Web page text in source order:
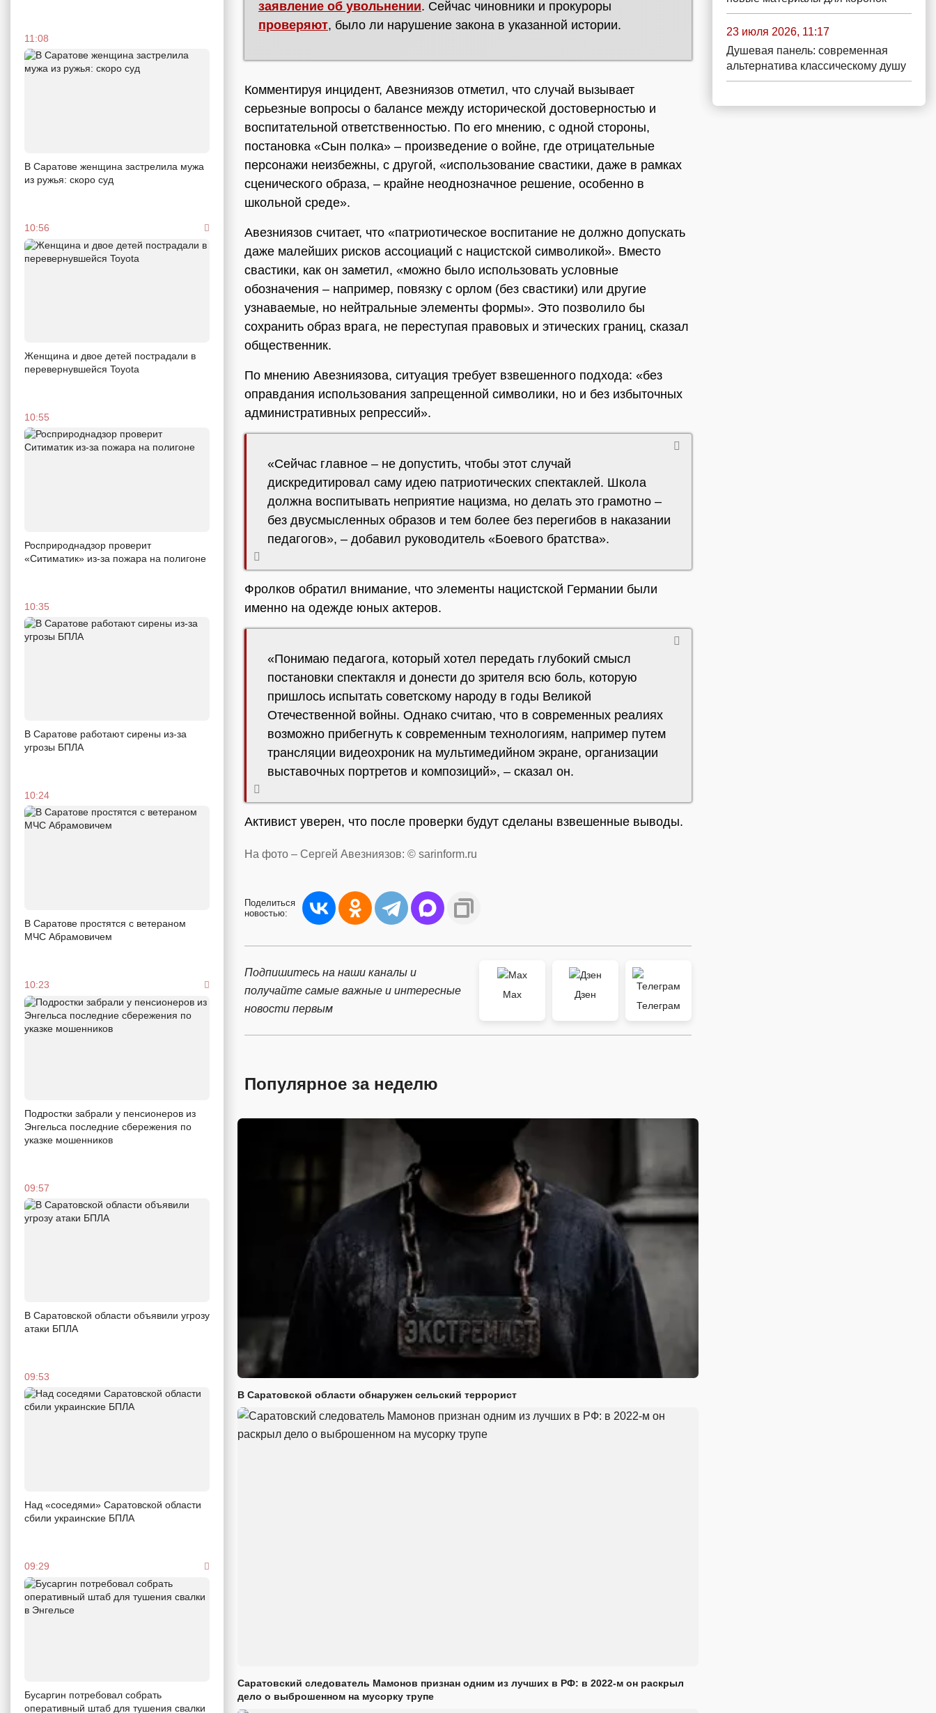
11:08
В Саратове женщина застрелила мужа
из ружья: скоро суд
10:56
Женщина и двое детей пострадали в
перевернувшейся Toyota
10:55
Росприроднадзор проверит
«Ситиматик» из-за пожара на полигоне
10:35
В Саратове работают сирены из-за
угрозы БПЛА
10:24
В Саратове простятся с ветераном
МЧС Абрамовичем
10:23
Подростки забрали у пенсионеров из
Энгельса последние сбережения по
указке мошенников
09:57
В Саратовской области объявили угрозу
атаки БПЛА
09:53
Над «соседями» Саратовской области
сбили украинские БПЛА
09:29
Бусаргин потребовал собрать
оперативный штаб для тушения свалки
заявление об увольнении. Сейчас чиновники и прокуроры
проверяют, было ли нарушение закона в указанной истории.
Комментируя инцидент, Авезниязов отметил, что случай вызывает
серьезные вопросы о балансе между исторической достоверностью и
воспитательной ответственностью. По его мнению, с одной стороны,
постановка «Сын полка» – произведение о войне, где отрицательные
персонажи неизбежны, с другой, «использование свастики, даже в рамках
сценического образа, – крайне неоднозначное решение, особенно в
школьной среде».
Авезниязов считает, что «патриотическое воспитание не должно допускать
даже малейших рисков ассоциаций с нацистской символикой». Вместо
свастики, как он заметил, «можно было использовать условные
обозначения – например, повязку с орлом (без свастики) или другие
узнаваемые, но нейтральные элементы формы». Это позволило бы
сохранить образ врага, не переступая правовых и этических границ, сказал
общественник.
По мнению Авезниязова, ситуация требует взвешенного подхода: «без
оправдания использования запрещенной символики, но и без избыточных
административных репрессий».
«Сейчас главное – не допустить, чтобы этот случай
дискредитировал саму идею патриотических спектаклей. Школа
должна воспитывать неприятие нацизма, но делать это грамотно –
без двусмысленных образов и тем более без перегибов в наказании
педагогов», – добавил руководитель «Боевого братства».
Фролков обратил внимание, что элементы нацистской Германии были
именно на одежде юных актеров.
«Понимаю педагога, который хотел передать глубокий смысл
постановки спектакля и донести до зрителя всю боль, которую
пришлось испытать советскому народу в годы Великой
Отечественной войны. Однако считаю, что в современных реалиях
возможно прибегнуть к современным технологиям, например путем
трансляции видеохроник на мультимедийном экране, организации
выставочных портретов и композиций», – сказал он.
Активист уверен, что после проверки будут сделаны взвешенные выводы.
На фото – Сергей Авезниязов: © sarinform.ru
Поделиться
новостью:
Подпишитесь на наши каналы и
получайте самые важные и интересные
новости первым
Max
Дзен
Телеграм
Популярное за неделю
В Саратовской области обнаружен сельский террорист
Саратовский следователь Мамонов признан одним из лучших в РФ: в 2022-м он раскрыл
дело о выброшенном на мусорку трупе
23 июля 2026, 11:17
Душевая панель: современная
альтернатива классическому душу